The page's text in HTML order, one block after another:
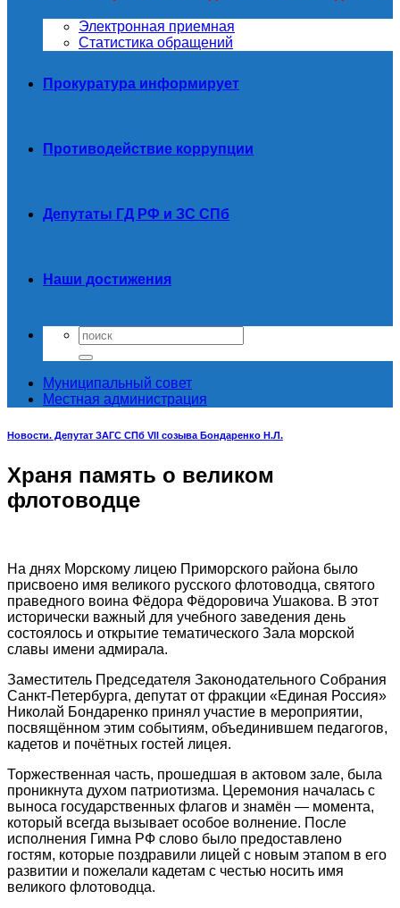
Электронная приемная
Статистика обращений
Прокуратура информирует
Противодействие коррупции
Депутаты ГД РФ и ЗС СПб
Наши достижения
Муниципальный совет
Местная администрация
Новости. Депутат ЗАГС СПб VII созыва Бондаренко Н.Л.
Храня память о великом
флотоводце
На днях Морскому лицею Приморского района было
присвоено имя великого русского флотоводца, святого
праведного воина Фёдора Фёдоровича Ушакова. В этот
исторически важный для учебного заведения день
состоялось и открытие тематического Зала морской
славы имени адмирала.
Заместитель Председателя Законодательного Собрания
Санкт-Петербурга, депутат от фракции «Единая Россия»
Николай Бондаренко принял участие в мероприятии,
посвящённом этим событиям, объединившем педагогов,
кадетов и почётных гостей лицея.
Торжественная часть, прошедшая в актовом зале, была
проникнута духом патриотизма. Церемония началась с
выноса государственных флагов и знамён — момента,
который всегда вызывает особое волнение. После
исполнения Гимна РФ слово было предоставлено
гостям, которые поздравили лицей с новым этапом в его
развитии и пожелали кадетам с честью носить имя
великого флотоводца.